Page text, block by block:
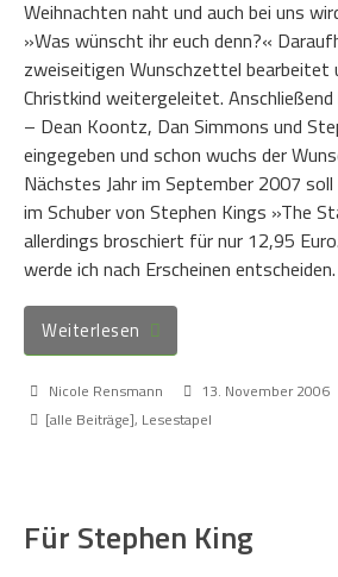
Weihnachten naht und auch bei uns
»Was wünscht ihr euch denn?«
zweiseitigen Wunschzettel bearbeitet
Christkind weitergeleitet.
– Dean Koontz, Dan Simmons und
eingegeben und schon wuchs der
Nächstes Jahr im September 2007 soll
im Schuber von Stephen Kings »The
allerdings broschiert für nur 12,95
werde ich nach Erscheinen
Weiterlesen
Nicole Rensmann
13. November 2006
[alle Beiträge], Lesestapel
Für Stephen King